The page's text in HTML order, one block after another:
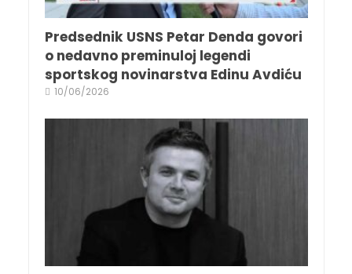
Predsednik USNS Petar Denda govori
o nedavno preminuloj legendi
sportskog novinarstva Edinu Avdiću
10/06/2026